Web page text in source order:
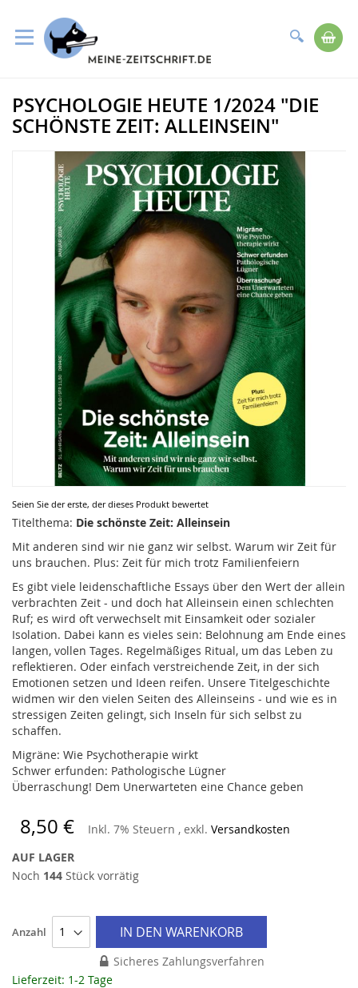
Suche
zum
Inhalt
Seien Sie der erste, der dieses Produkt bewertet
Titelthema: Die schönste Zeit: Alleinsein
Mit anderen sind wir nie ganz wir selbst. Warum wir Zeit für
uns brauchen. Plus: Zeit für mich trotz Familienfeiern
Es gibt viele leidenschaftliche Essays über den Wert der allein
verbrachten Zeit - und doch hat Alleinsein einen schlechten
Ruf; es wird oft verwechselt mit Einsamkeit oder sozialer
Isolation. Dabei kann es vieles sein: Belohnung am Ende eines
langen, vollen Tages. Regelmäßiges Ritual, um das Leben zu
reflektieren. Oder einfach verstreichende Zeit, in der sich
Emotionen setzen und Ideen reifen. Unsere Titelgeschichte
widmen wir den vielen Seiten des Alleinseins - und wie es in
stressigen Zeiten gelingt, sich Inseln für sich selbst zu
schaffen.
Migräne: Wie Psychotherapie wirkt
Schwer erfunden: Pathologische Lügner
Überraschung! Dem Unerwarteten eine Chance geben
8,50 € Inkl. 7% Steuern , exkl. Versandkosten
AUF LAGER
Noch 144 Stück vorrätig
Anzahl IN DEN WARENKORB
Sicheres Zahlungsverfahren
Lieferzeit: 1-2 Tage
Zum
Ende
der
Bildergalerie
springen
PSYCHOLOGIE HEUTE 1/2024 "DIE
SCHÖNSTE ZEIT: ALLEINSEIN"
Zum
Anfang
Bildergalerie
springen